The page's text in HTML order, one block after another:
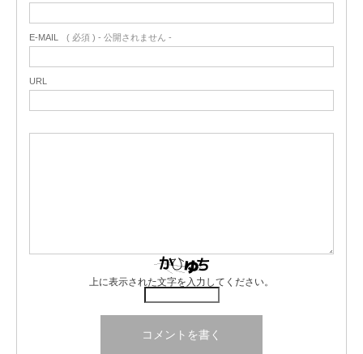
E-MAIL ( 必須 ) - 公開されません -
URL
上に表示された文字を入力してください。